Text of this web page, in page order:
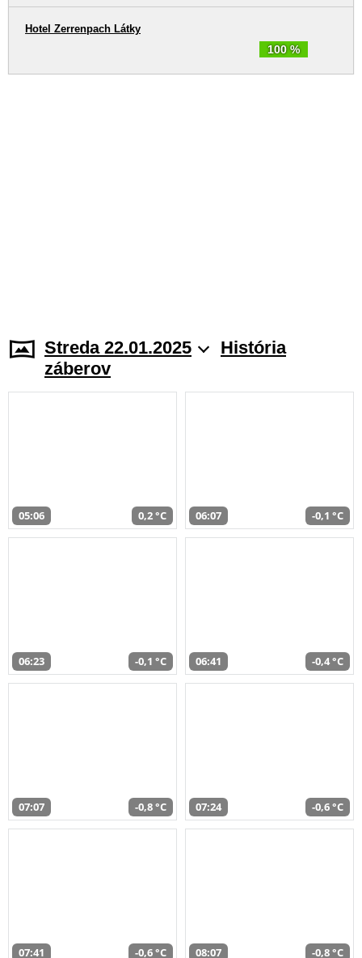
100 %
Hotel Zerrenpach Látky
Streda 22.01.2025
História
záberov
05:06 0,2 °C 06:07 -0,1 °C
06:23 -0,1 °C 06:41 -0,4 °C
07:07 -0,8 °C 07:24 -0,6 °C
07:41 -0,6 °C 08:07 -0,8 °C